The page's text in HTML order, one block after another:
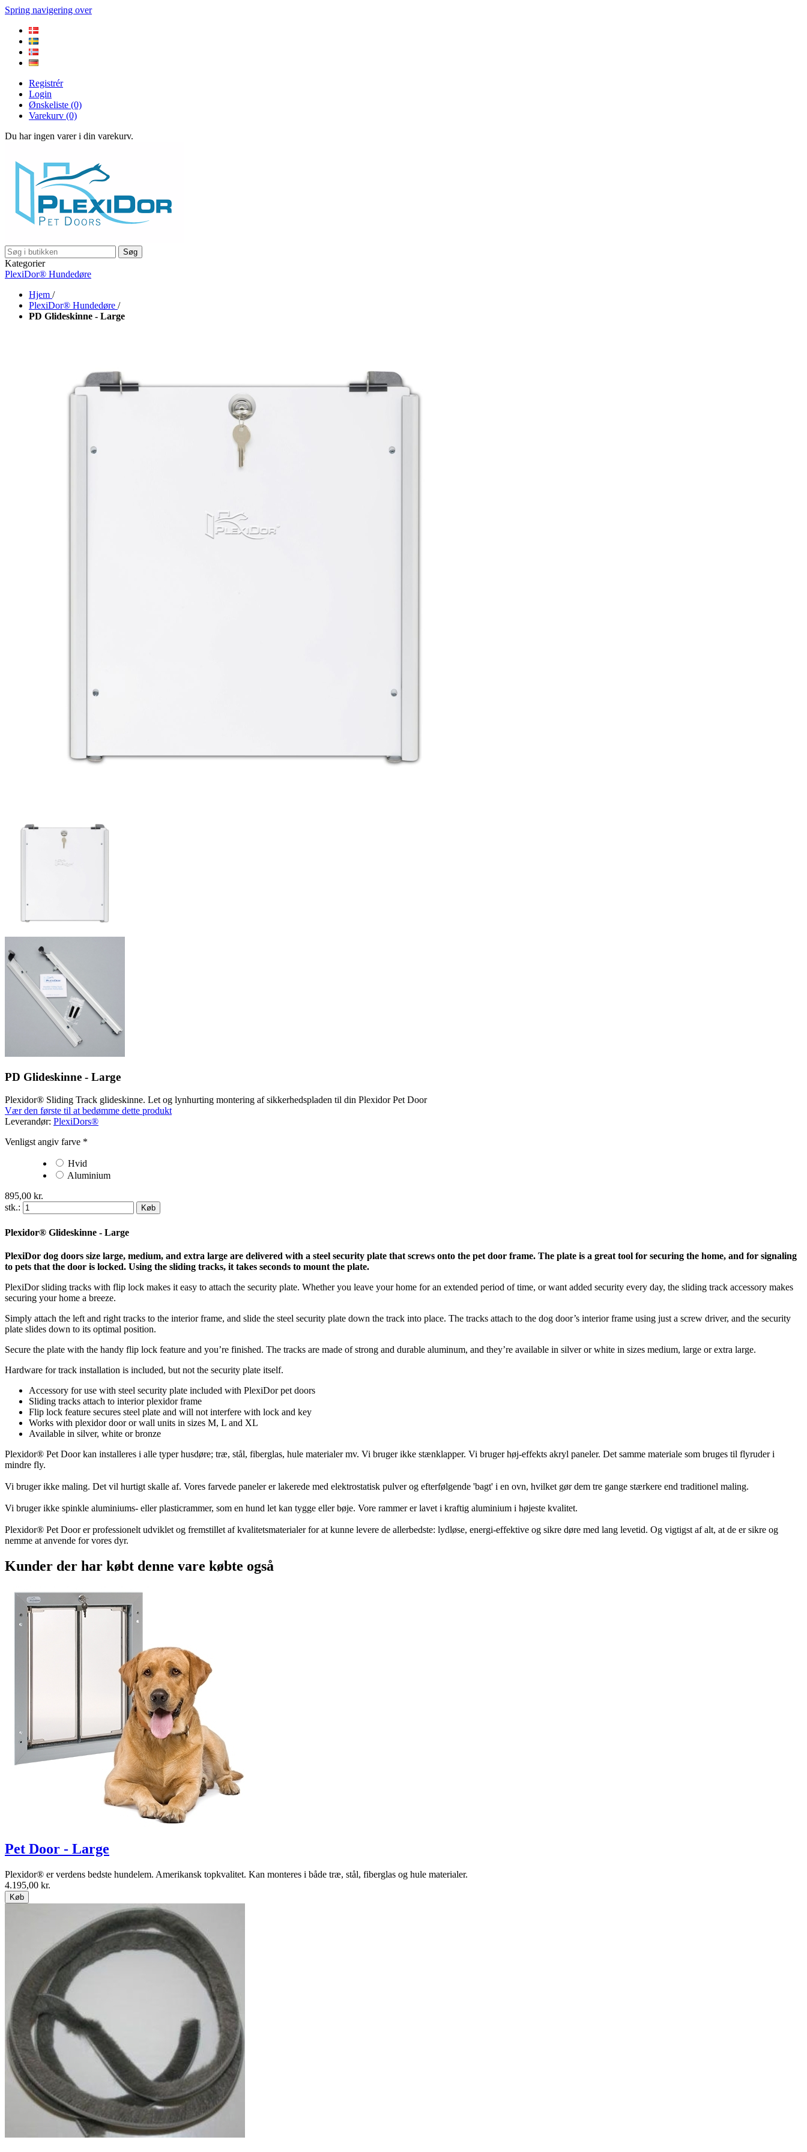
Spring navigering over
Registrér
Login
Ønskeliste (0)
Varekurv (0)
Du har ingen varer i din varekurv.
Søg
Kategorier
PlexiDor® Hundedøre
Hjem /
PlexiDor® Hundedøre /
PD Glideskinne - Large
PD Glideskinne - Large
Plexidor® Sliding Track glideskinne. Let og lynhurting montering af sikkerhedspladen til din Plexidor Pet Door
Vær den første til at bedømme dette produkt
Leverandør: PlexiDors®
Venligst angiv farve *
Hvid
Aluminium
895,00 kr.
stk.:
Køb
Plexidor® Glideskinne - Large
PlexiDor dog doors size large, medium, and extra large are delivered with a steel security plate that screws onto the pet door frame. The plate is a great tool for securing the home, and for signaling
to pets that the door is locked. Using the sliding tracks, it takes seconds to mount the plate.
PlexiDor sliding tracks with flip lock makes it easy to attach the security plate. Whether you leave your home for an extended period of time, or want added security every day, the sliding track accessory makes
securing your home a breeze.
Simply attach the left and right tracks to the interior frame, and slide the steel security plate down the track into place. The tracks attach to the dog door’s interior frame using just a screw driver, and the security
plate slides down to its optimal position.
Secure the plate with the handy flip lock feature and you’re finished. The tracks are made of strong and durable aluminum, and they’re available in silver or white in sizes medium, large or extra large.
Hardware for track installation is included, but not the security plate itself.
Accessory for use with steel security plate included with PlexiDor pet doors
Sliding tracks attach to interior plexidor frame
Flip lock feature secures steel plate and will not interfere with lock and key
Works with plexidor door or wall units in sizes M, L and XL
Available in silver, white or bronze
Plexidor® Pet Door kan installeres i alle typer husdøre; træ, stål, fiberglas, hule materialer mv. Vi bruger ikke stænklapper. Vi bruger høj-effekts akryl paneler. Det samme materiale som bruges til flyruder i
mindre fly.
Vi bruger ikke maling. Det vil hurtigt skalle af. Vores farvede paneler er lakerede med elektrostatisk pulver og efterfølgende 'bagt' i en ovn, hvilket gør dem tre gange stærkere end traditionel maling.
Vi bruger ikke spinkle aluminiums- eller plasticrammer, som en hund let kan tygge eller bøje. Vore rammer er lavet i kraftig aluminium i højeste kvalitet.
Plexidor® Pet Door er professionelt udviklet og fremstillet af kvalitetsmaterialer for at kunne levere de allerbedste: lydløse, energi-effektive og sikre døre med lang levetid. Og vigtigst af alt, at de er sikre og
nemme at anvende for vores dyr.
Kunder der har købt denne vare købte også
Pet Door - Large
Plexidor® er verdens bedste hundelem. Amerikansk topkvalitet. Kan monteres i både træ, stål, fiberglas og hule materialer.
4.195,00 kr.
Køb